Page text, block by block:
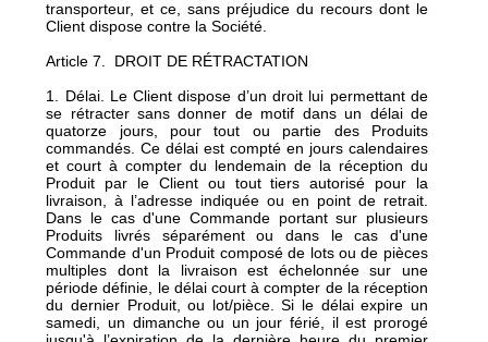
transporteur, et ce, sans préjudice du recours dont le
Client dispose contre la Société.
Article 7. DROIT DE RÉTRACTATION
1. Délai. Le Client dispose d’un droit lui permettant de
se rétracter sans donner de motif dans un délai de
quatorze jours, pour tout ou partie des Produits
commandés. Ce délai est compté en jours calendaires
et court à compter du lendemain de la réception du
Produit par le Client ou tout tiers autorisé pour la
livraison, à l’adresse indiquée ou en point de retrait.
Dans le cas d'une Commande portant sur plusieurs
Produits livrés séparément ou dans le cas d'une
Commande d'un Produit composé de lots ou de pièces
multiples dont la livraison est échelonnée sur une
période définie, le délai court à compter de la réception
du dernier Produit, ou lot/pièce. Si le délai expire un
samedi, un dimanche ou un jour férié, il est prorogé